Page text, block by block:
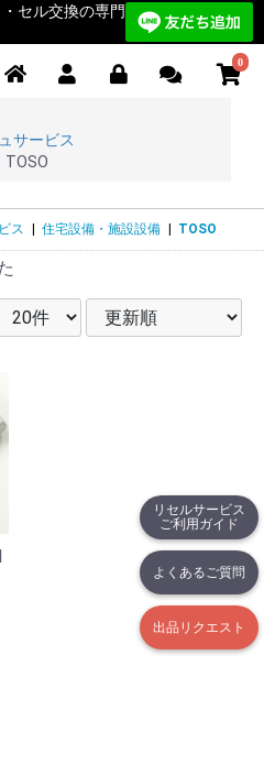
リセルサービス
ご利用ガイド
よくあるご質問
出品リクエスト
セル交換の専門
0
サービス
TOSO
ス 住宅設備・施設設備 TOSO